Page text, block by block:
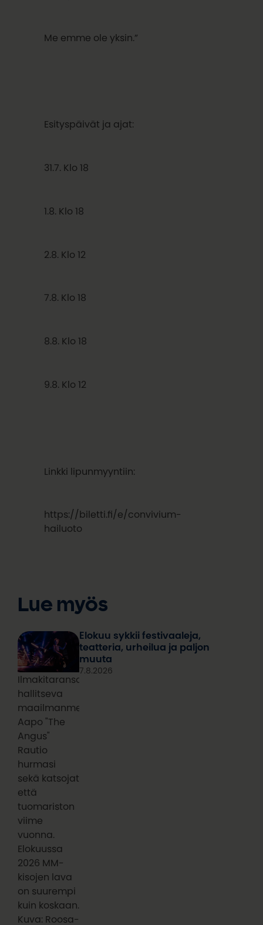
Me emme ole yksin.”
Esityspäivät ja ajat:
31.7. Klo 18
1.8. Klo 18
2.8. Klo 12
7.8. Klo 18
8.8. Klo 18
9.8. Klo 12
Linkki lipunmyyntiin:
https://biletti.fi/e/convivium-
hailuoto
Lue myös
Ilmakitaransoiton
hallitseva
maailmanmestari
Aapo "The
Angus"
Rautio
hurmasi
sekä katsojat
että
tuomariston
viime
vuonna.
Elokuussa
2026 MM-
kisojen lava
on suurempi
kuin koskaan.
Kuva: Roosa-
Elokuu sykkii festivaaleja,
teatteria, urheilua ja paljon
muuta
7.8.2026